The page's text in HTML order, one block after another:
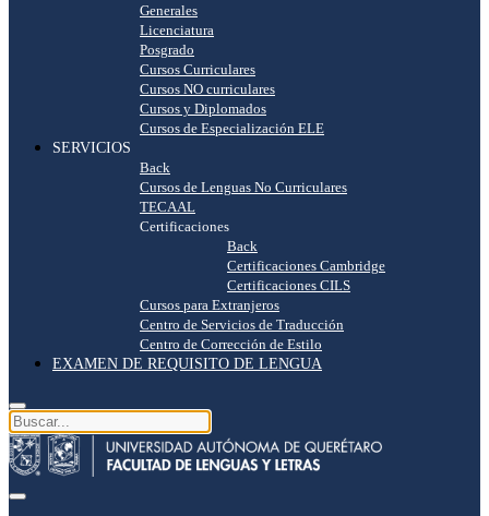
Generales
Licenciatura
Posgrado
Cursos Curriculares
Cursos NO curriculares
Cursos y Diplomados
Cursos de Especialización ELE
SERVICIOS
Back
Cursos de Lenguas No Curriculares
TECAAL
Certificaciones
Back
Certificaciones Cambridge
Certificaciones CILS
Cursos para Extranjeros
Centro de Servicios de Traducción
Centro de Corrección de Estilo
EXAMEN DE REQUISITO DE LENGUA